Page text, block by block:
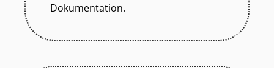
Dokumentation.